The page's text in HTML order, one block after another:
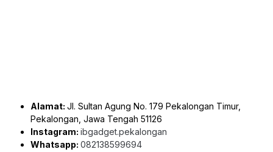
Alamat: Jl. Sultan Agung No. 179 Pekalongan Timur,
Pekalongan, Jawa Tengah 51126
Instagram: ibgadget.pekalongan
Whatsapp: 082138599694